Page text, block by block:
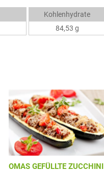
Kohlenhydrate
84,53 g
OMAS GEFÜLLTE ZUCCHINI